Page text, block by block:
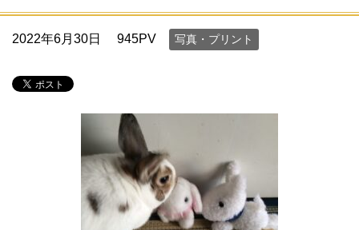
2022年6月30日 945PV 写真・プリント